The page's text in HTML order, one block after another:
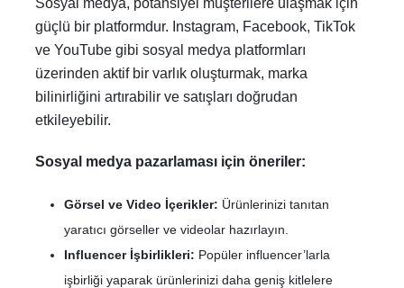
Sosyal medya, potansiyel müşterilere ulaşmak için
güçlü bir platformdur. Instagram, Facebook, TikTok
ve YouTube gibi sosyal medya platformları
üzerinden aktif bir varlık oluşturmak, marka
bilinirliğini artırabilir ve satışları doğrudan
etkileyebilir.
Sosyal medya pazarlaması için öneriler:
Görsel ve Video İçerikler: Ürünlerinizi tanıtan
yaratıcı görseller ve videolar hazırlayın.
Influencer İşbirlikleri: Popüler influencer’larla
işbirliği yaparak ürünlerinizi daha geniş kitlelere